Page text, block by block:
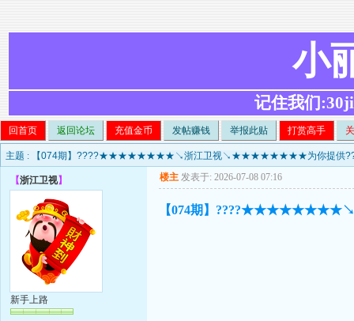
小
记住我们
回首页 返回论坛 充值金币 发帖赚钱 举报此贴 打赏高手
主题 : 【074期】????★★★★★★★★↘浙江卫视↘★★★★★★★★为你提供
【浙江卫视】
新手上路
楼主 发表于: 2026-07-08 07:16
【074期】